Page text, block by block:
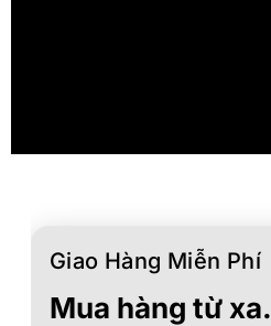
Giao Hàng Miễn Phí
Mua hàng từ xa.